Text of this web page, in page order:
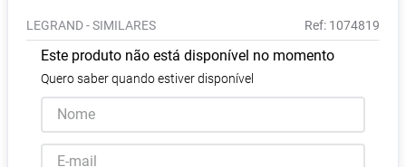
LEGRAND - SIMILARES : 1074819
Este produto não está disponível no momento
Quero saber quando estiver disponível
7º Desodorante
8 Absorvente
9º Lavitan
10 º